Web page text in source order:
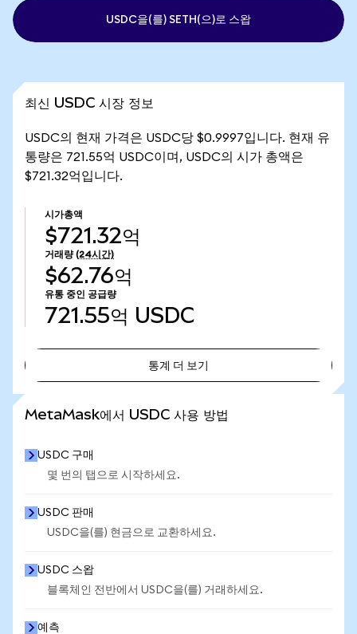
USDC을(를) SETH(으)로 스왑
최신 USDC 시장 정보
USDC의 현재 가격은 USDC당 $0.9997입니다. 현재 유
통량은 721.55억 USDC이며, USDC의 시가 총액은
$721.32억입니다.
시가총액
$721.32억
거래량 (24시간)
$62.76억
유통 중인 공급량
721.55억 USDC
통계 더 보기
MetaMask에서 USDC 사용 방법
USDC 구매
몇 번의 탭으로 시작하세요.
USDC 판매
USDC을(를) 현금으로 교환하세요.
USDC 스왑
블록체인 전반에서 USDC을(를) 거래하세요.
예측